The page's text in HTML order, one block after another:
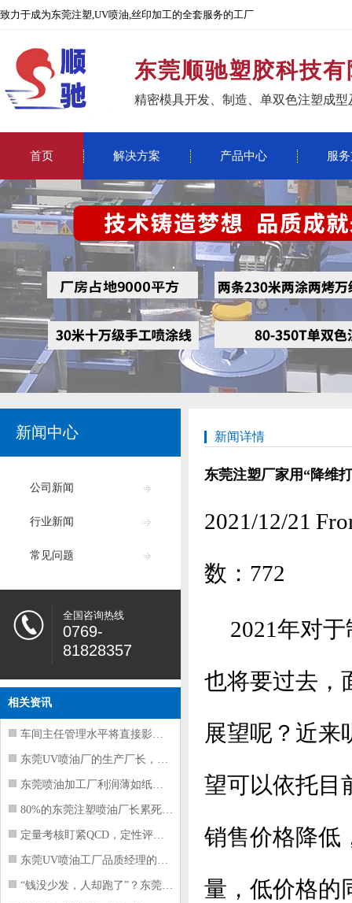
致力于成为东莞注塑,UV喷油,丝印加工的全套服务的工厂
东莞顺驰塑胶科技
精密模具开发、制造、单双色注塑成
首页 解决方案 产品中心 服
新闻中心
公司新闻
行业新闻
常见问题
全国咨询热线
0769-
81828357
相关资讯
车间主任管理水平将直接影响东莞注塑件
东莞UV喷油厂的生产厂长，到底在给工
东莞喷油加工厂利润薄如纸？这四项基本
80%的东莞注塑喷油厂长累死累活，利
定量考核盯紧QCD，定性评价看好配合
东莞UV喷油工厂品质经理的四项核心管
“钱没少发，人却跑了”？东莞注塑喷油
新闻详情
东莞注塑厂家用“降维
2021/12/21
数： 772
2021年对于
也将要过去，
展望呢？近来
望可以依托目
销售价格降低
量，低价格的